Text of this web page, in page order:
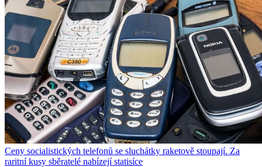
Ceny socialistických telefonů se sluchátky raketově stoupají. Za
raritní kusy sběratelé nabízejí statisíce